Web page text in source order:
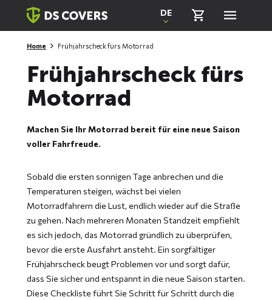
Skiplinks
DE
Home Frühjahrscheck fürs Motorrad
Frühjahrscheck fürs
Motorrad
Machen Sie Ihr Motorrad bereit für eine neue Saison
voller Fahrfreude.
Sobald die ersten sonnigen Tage anbrechen und die
Temperaturen steigen, wächst bei vielen
Motorradfahrern die Lust, endlich wieder auf die Straße
zu gehen. Nach mehreren Monaten Standzeit empfiehlt
es sich jedoch, das Motorrad gründlich zu überprüfen,
bevor die erste Ausfahrt ansteht. Ein sorgfältiger
Frühjahrscheck beugt Problemen vor und sorgt dafür,
dass Sie sicher und entspannt in die neue Saison starten.
Diese Checkliste führt Sie Schritt für Schritt durch die